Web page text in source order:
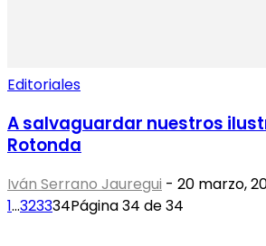
Editoriales
A salvaguardar nuestros
Rotonda
Iván Serrano Jauregui - 20 marzo,
1...323334Página 34 de 34